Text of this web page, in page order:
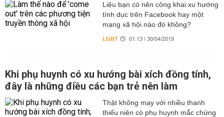
Liệu bạn có nên công khai xu hướng
tính dục trên Facebook hay một
mạng xã hội nào đó không?
LGBT 01:13 | 30/04/2019
Khi phụ huynh có xu hướng bài xích đồng tính,
đây là những điều các bạn trẻ nên làm
Thật không may với nhiều thanh
thiếu niên có phụ huynh mắc chứng